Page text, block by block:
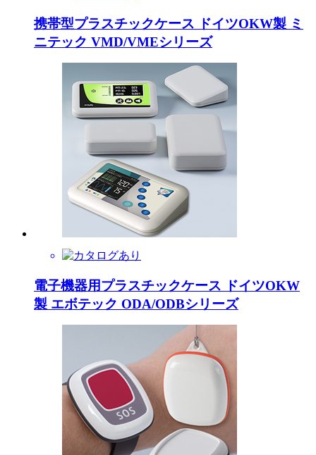
携帯型プラスチックケース ドイツOKW製 ミ
ニテック VMD/VMEシリーズ
電子機器用プラスチックケース ドイツOKW
製 エボテック ODA/ODBシリーズ